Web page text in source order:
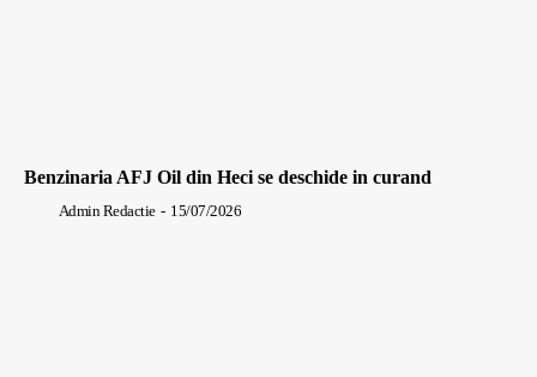
Benzinaria AFJ Oil din Heci se deschide in curand
Admin Redactie - 15/07/2026